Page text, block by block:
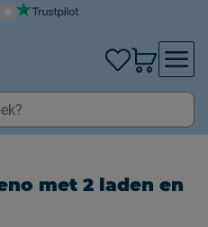
met 2 laden en